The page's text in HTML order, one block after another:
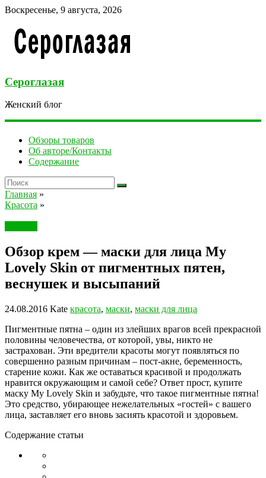
Воскресенье, 9 августа, 2026
Сероглазая
Женский блог
Обзоры товаров
Об авторе/Контакты
Содержание
Главная »
Красота »
Обзор крем — маски для лица My
Lovely Skin от пигментных пятен,
веснушек и высыпаний
24.08.2016 Kate красота, маски, маски для лица
Пигментные пятна – один из злейших врагов всей прекрасной
половины человечества, от которой, увы, никто не
застрахован. Эти вредители красоты могут появляться по
совершенно разным причинам – пост-акне, беременность,
старение кожи. Как же оставаться красивой и продолжать
нравится окружающим и самой себе? Ответ прост, купите
маску My Lovely Skin и забудьте, что такое пигментные пятна!
Это средство, убирающее нежелательных «гостей» с вашего
лица, заставляет его вновь засиять красотой и здоровьем.
Содержание статьи